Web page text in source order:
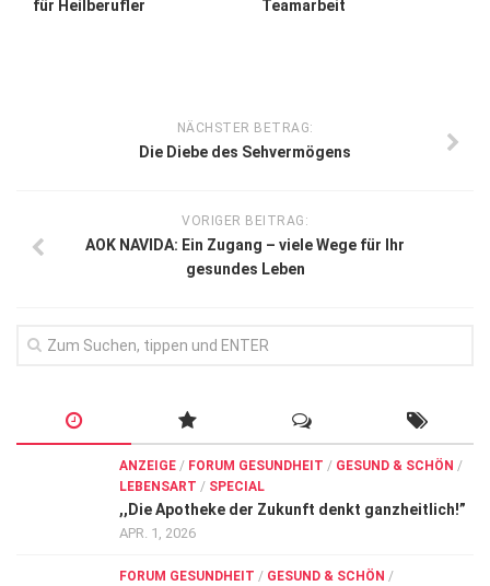
für Heilberufler Teamarbeit
NÄCHSTER BETRAG:
Die Diebe des Sehvermögens
VORIGER BEITRAG:
AOK NAVIDA: Ein Zugang – viele Wege für Ihr
gesundes Leben
ANZEIGE / FORUM GESUNDHEIT / GESUND & SCHÖN /
LEBENSART / SPECIAL
,,Die Apotheke der Zukunft denkt ganzheitlich!”
APR. 1, 2026
FORUM GESUNDHEIT / GESUND & SCHÖN /